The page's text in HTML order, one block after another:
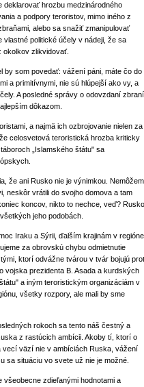
deklarovať hrozbu medzinárodného
a podpory teroristov, mimo iného z
alebo sa snažiť zmanipulovať
politické účely v nádeji, že sa
okolkov zlikvidovať.
by som povedať: vážení páni, máte čo do
a primitívnymi, nie sú hlúpejší ako vy, a
A posledné správy o odovzdaní zbraní
dôkazom.
a najmä ich ozbrojovanie nielen za
celosvetová teroristická hrozba kriticky
„Islamského štátu" sa
že ani Rusko nie je výnimkou.
neskôr vrátili do svojho domova a tam
koncov, nikto to nechce, veď? Rusko
jeho podobách.
Iraku a Sýrii, ďalším krajinám v
za obrovskú chybu odmietnutie
ktorí odvážne tvárou v tvár bojujú
vojska prezidenta B. Asada a kurdských
a iným teroristickým organizáciám v
všetky rozpory, ale mali by sme
rokoch sa tento náš čestný a
z rastúcich ambícii. Akoby tí, ktorí o
vecí väzí nie v ambíciách Ruska, vážení
sa situáciu vo svete už nie je možné.
všeobecne zdieľanými hodnotami a